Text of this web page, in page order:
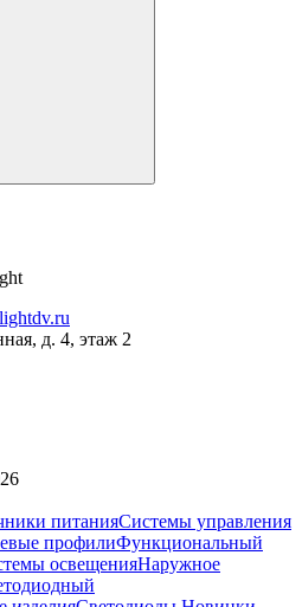
д. 4, этаж 2
питанияСистемы управления
профилиФункциональный
освещенияНаружное